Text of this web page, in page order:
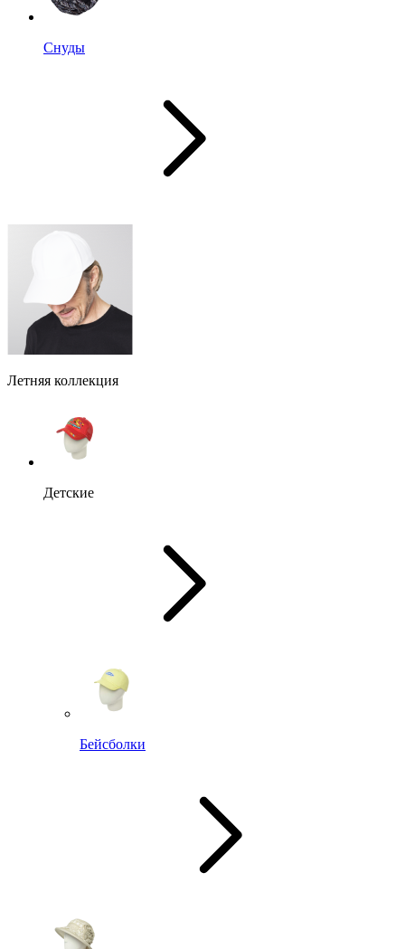
Снуды
Летняя коллекция
Детские
Бейсболки